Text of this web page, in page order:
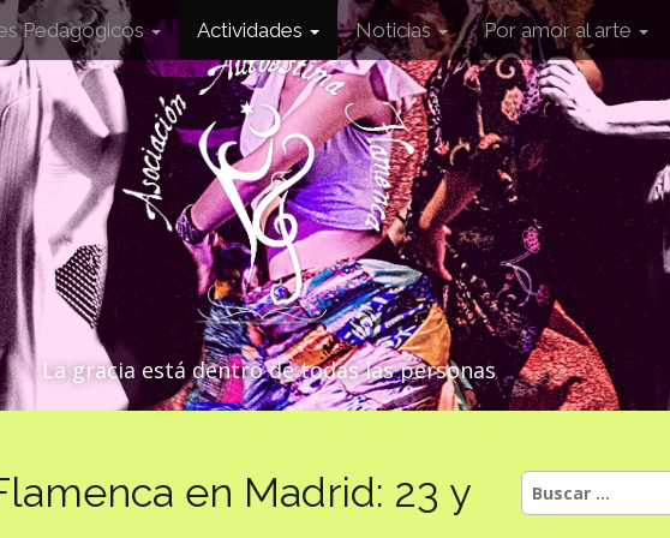
Pedagógicos Actividades Noticias Por amor al arte
La gracia está dentro de todas las personas
en Madrid: 23 y
Buscar: